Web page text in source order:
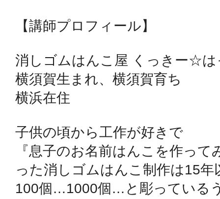
【講師プロフィール】
消しゴムはんこ屋 くっきー☆は
横須賀生まれ、横須賀育ち
横浜在住
子供の頃から工作が好きで
『息子のお名前はんこを作っ
った消しゴムはんこ制作は15年
100個…1000個…と彫っている
渋谷区